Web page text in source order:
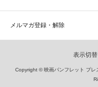
メルマガ登録・解除
表示切
Copyright © 映画パンフレット プレ